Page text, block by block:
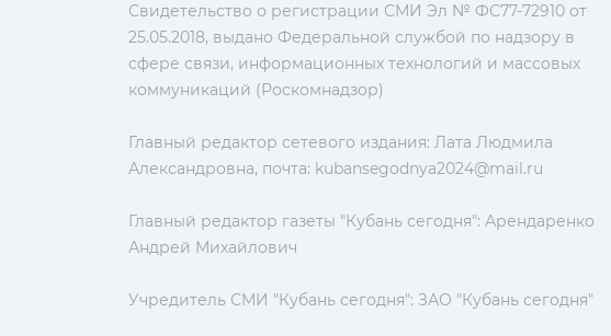
Свидетельство о регистрации СМИ Эл № ФС77-72910 от
25.05.2018, выдано Федеральной службой по надзору в
сфере связи, информационных технологий и массовых
коммуникаций (Роскомнадзор)
Главный редактор сетевого издания: Лата Людмила
Александровна, почта: kubansegodnya2024@mail.ru
Главный редактор газеты "Кубань сегодня": Арендаренко
Андрей Михайлович
Учредитель СМИ "Кубань сегодня": ЗАО "Кубань сегодня"